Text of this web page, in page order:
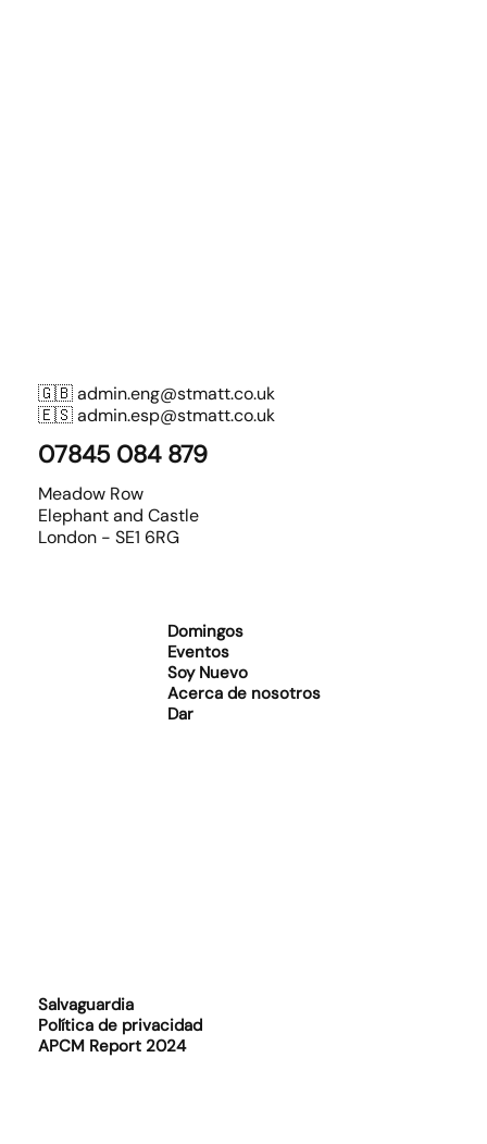
🇬🇧admin.eng@stmatt.co.uk
🇪🇸admin.esp@stmatt.co.uk
07845 084 879
Meadow Row
Elephant and Castle
London - SE1 6RG
Domingos
Eventos
Soy Nuevo
Acerca de nosotros
Dar
Salvaguardia
Política de privacidad
APCM Report 2024